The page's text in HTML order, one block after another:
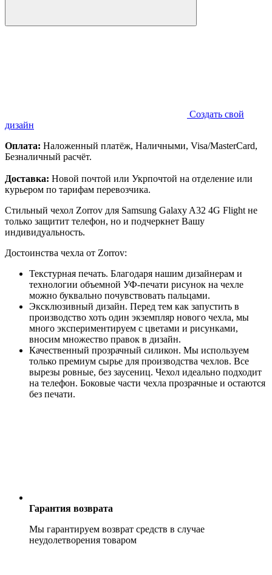
Создать свой
дизайн
Оплата: Наложенный платёж, Наличными, Visa/MasterCard,
Безналичный расчёт.
Доставка: Новой почтой или Укрпочтой на отделение или
курьером по тарифам перевозчика.
Стильный чехол Zorrov для Samsung Galaxy A32 4G Flight не
только защитит телефон, но и подчеркнет Вашу
индивидуальность.
Достоинства чехла от Zorrov:
Текстурная печать. Благодаря нашим дизайнерам и
технологии объемной УФ-печати рисунок на чехле
можно буквально почувствовать пальцами.
Эксклюзивный дизайн. Перед тем как запустить в
производство хоть один экземпляр нового чехла, мы
много экспериментируем с цветами и рисунками,
вносим множество правок в дизайн.
Качественный прозрачный силикон. Мы используем
только премиум сырье для производства чехлов. Все
вырезы ровные, без заусениц. Чехол идеально подходит
на телефон. Боковые части чехла прозрачные и остаются
без печати.
Гарантия возврата
Мы гарантируем возврат средств в случае
неудолетворения товаром